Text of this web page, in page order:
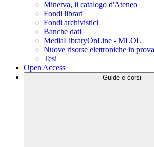
Minerva, il catalogo d'Ateneo
Fondi librari
Fondi archivistici
Banche dati
MediaLibraryOnLine - MLOL
Nuove risorse elettroniche in prova
Tesi
Open Access
Guide e corsi